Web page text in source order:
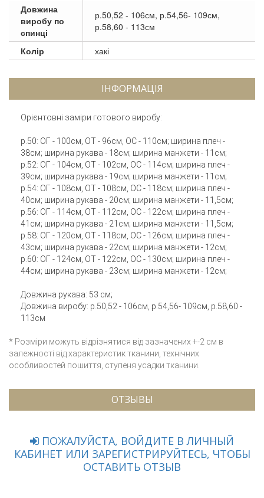
Довжина
виробу по
спинці
р.50,52 - 106см, р.54,56- 109см,
р.58,60 - 113см
Колір хакі
ІНФОРМАЦІЯ
Орієнтовні заміри готового виробу:
р.50: ОГ - 100см, ОТ - 96см, ОС - 110см; ширина плеч -
38см; ширина рукава - 18см; ширина манжети - 11см;
р.52: ОГ - 104см, ОТ - 102см, ОС - 114см; ширина плеч -
39см; ширина рукава - 19см; ширина манжети - 11см;
р.54: ОГ - 108см, ОТ - 108см, ОС - 118см; ширина плеч -
40см; ширина рукава - 20см; ширина манжети - 11,5см;
р.56: ОГ - 114см, ОТ - 112см, ОС - 122см; ширина плеч -
41см; ширина рукава - 21см; ширина манжети - 11,5см;
р.58: ОГ - 120см, ОТ - 118см, ОС - 126см; ширина плеч -
43см; ширина рукава - 22см; ширина манжети - 12см;
р.60: ОГ - 124см, ОТ - 122см, ОС - 130см; ширина плеч -
44см; ширина рукава - 23см; ширина манжети - 12см;
Довжина рукава: 53 см;
Довжина виробу: р.50,52 - 106см, р.54,56- 109см, р.58,60 -
113см
* Розміри можуть відрізнятися від зазначених +-2 см в
залежності від характеристик тканини, технічних
особливостей пошиття, ступеня усадки тканини.
ОТЗЫВЫ
ПОЖАЛУЙСТА, ВОЙДИТЕ В ЛИЧНЫЙ
КАБИНЕТ ИЛИ ЗАРЕГИСТРИРУЙТЕСЬ, ЧТОБЫ
ОСТАВИТЬ ОТЗЫВ